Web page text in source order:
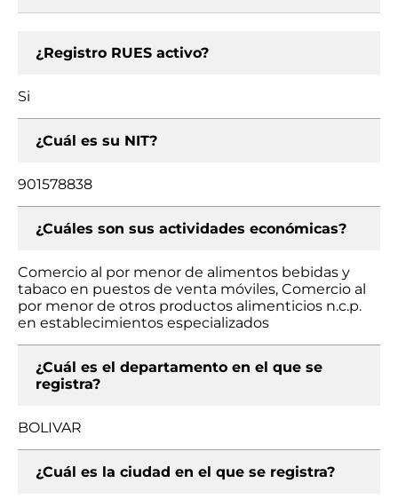
¿Registro RUES activo?
Si
¿Cuál es su NIT?
901578838
¿Cuáles son sus actividades económicas?
Comercio al por menor de alimentos bebidas y
tabaco en puestos de venta móviles, Comercio al
por menor de otros productos alimenticios n.c.p.
en establecimientos especializados
¿Cuál es el departamento en el que se
registra?
BOLIVAR
¿Cuál es la ciudad en el que se registra?